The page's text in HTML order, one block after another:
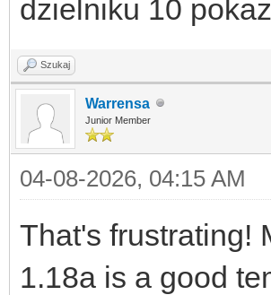
dzielniku 10
Szukaj
Warrensa
Junior Member
04-08-2026, 04:15 AM
That's frustrating!
1.18a is a good